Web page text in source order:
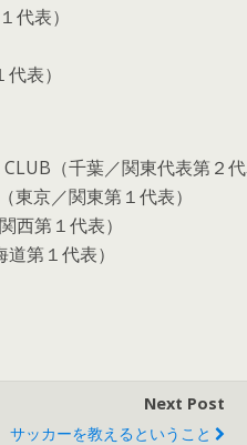
代表）
表）
（千葉／関東代表第２
東京／関東第１代表）
西第１代表）
第１代表）
Next Post
サッカーを教えるということ